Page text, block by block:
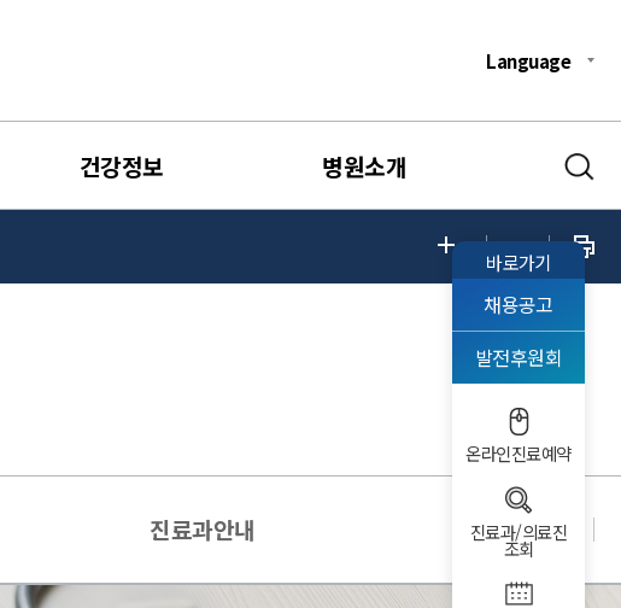
Language
건강정보 병원소개
진료과안내
바로가기
채용공고
발전후원회
온라인진료예약
진료과/의료진
조회